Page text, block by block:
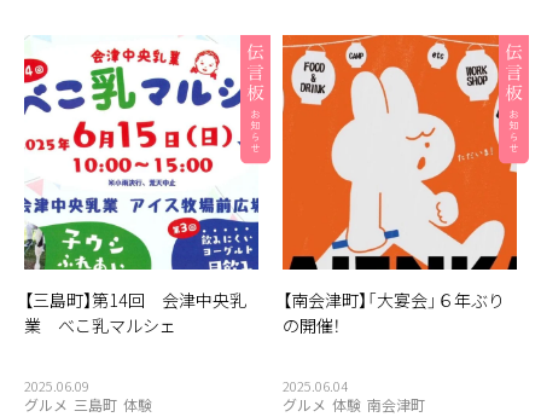
【三島町】第14回 会津中央乳
業 べこ乳マルシェ
2025.06.09
グルメ 三島町 体験
【南会津町】「大宴会」６年ぶり
の開催！
2025.06.04
グルメ 体験 南会津町